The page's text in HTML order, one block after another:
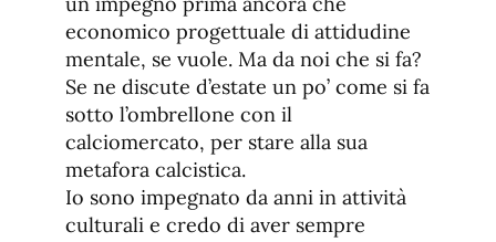
economico progettuale di attidudine
mentale, se vuole. Ma da noi che si fa?
Se ne discute d’estate un po’ come si fa
sotto l’ombrellone con il
calciomercato, per stare alla sua
metafora calcistica.
Io sono impegnato da anni in attività
culturali e credo di aver sempre